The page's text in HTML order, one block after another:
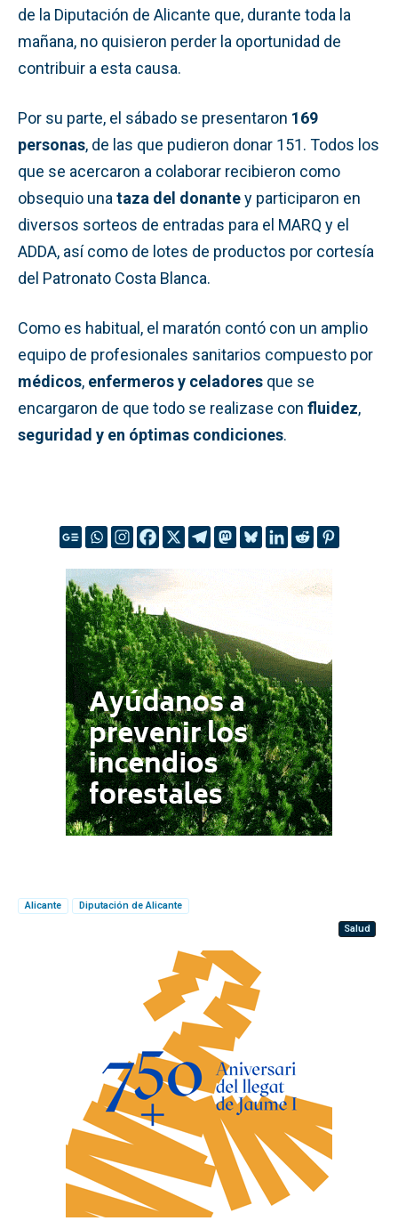
de la Diputación de Alicante que, durante toda la
mañana, no quisieron perder la oportunidad de
contribuir a esta causa.
Por su parte, el sábado se presentaron 169
personas, de las que pudieron donar 151. Todos los
que se acercaron a colaborar recibieron como
obsequio una taza del donantey participaron en
diversos sorteos de entradas para el MARQ y el
ADDA, así como de lotes de productos por cortesía
del Patronato Costa Blanca.
Como es habitual, el maratón contó con un amplio
equipo de profesionales sanitarios compuesto por
médicos, enfermeros y celadores que se
encargaron de que todo se realizase con fluidez,
seguridad y en óptimas condiciones.
Alicante
Diputación de Alicante
Salud